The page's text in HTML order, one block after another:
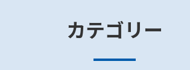
カテゴリー